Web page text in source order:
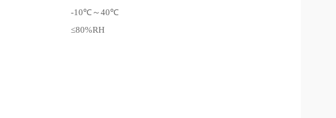
-10℃～40℃
≤80%RH